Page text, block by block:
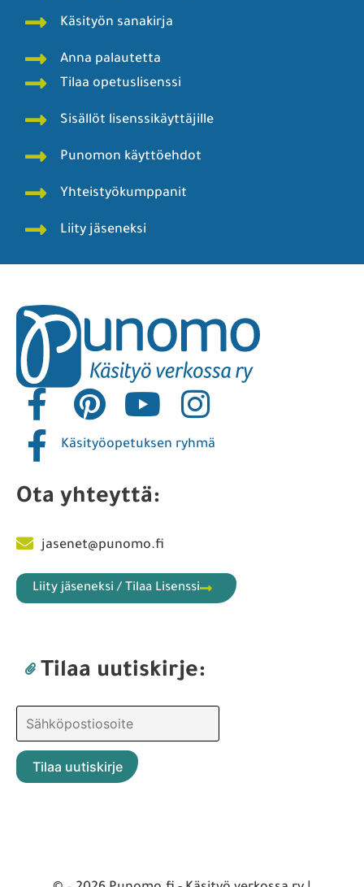
Käsityön sanakirja
Anna palautetta
Tilaa opetuslisenssi
Sisällöt lisenssikäyttäjille
Punomon käyttöehdot
Yhteistyökumppanit
Liity jäseneksi
Käsityöopetuksen ryhmä
Ota yhteyttä:
jasenet@punomo.fi
Liity jäseneksi / Tilaa Lisenssi
Tilaa uutiskirje: